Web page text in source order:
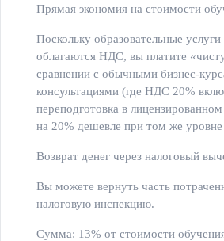
Прямая экономия на стоимости
Поскольку образовательные услуги
облагаются НДС, вы платите
сравнении с обычными бизнес-
консультациями (где НДС 20%
переподготовка в
на 20% дешевле при том же уровне
Возврат денег через налоговый
Вы можете вернуть часть
налоговую инспекцию.
Сумма: 13% от стоимости